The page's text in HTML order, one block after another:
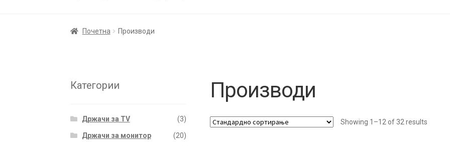
Почетна Производи
Производи
Showing 1–12 of 32 results
Категории
Држачи за TV (3)
Држачи за монитор (20)